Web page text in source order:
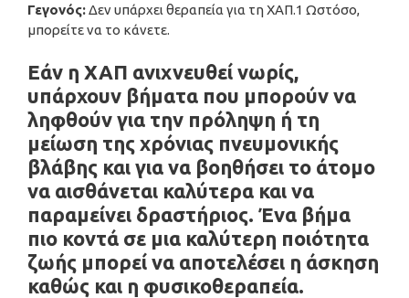
Γεγονός:Δεν υπάρχει θεραπεία για τη ΧΑΠ.1 Ωστόσο,
μπορείτε να το κάνετε.
Εάν η ΧΑΠ ανιχνευθεί νωρίς,
υπάρχουν βήματα που μπορούν να
ληφθούν για την πρόληψη ή τη
μείωση της χρόνιας πνευμονικής
βλάβης και για να βοηθήσει το άτομο
να αισθάνεται καλύτερα και να
παραμείνει δραστήριος. Ένα βήμα
πιο κοντά σε μια καλύτερη ποιότητα
ζωής μπορεί να αποτελέσει η άσκηση
καθώς και η φυσικοθεραπεία.